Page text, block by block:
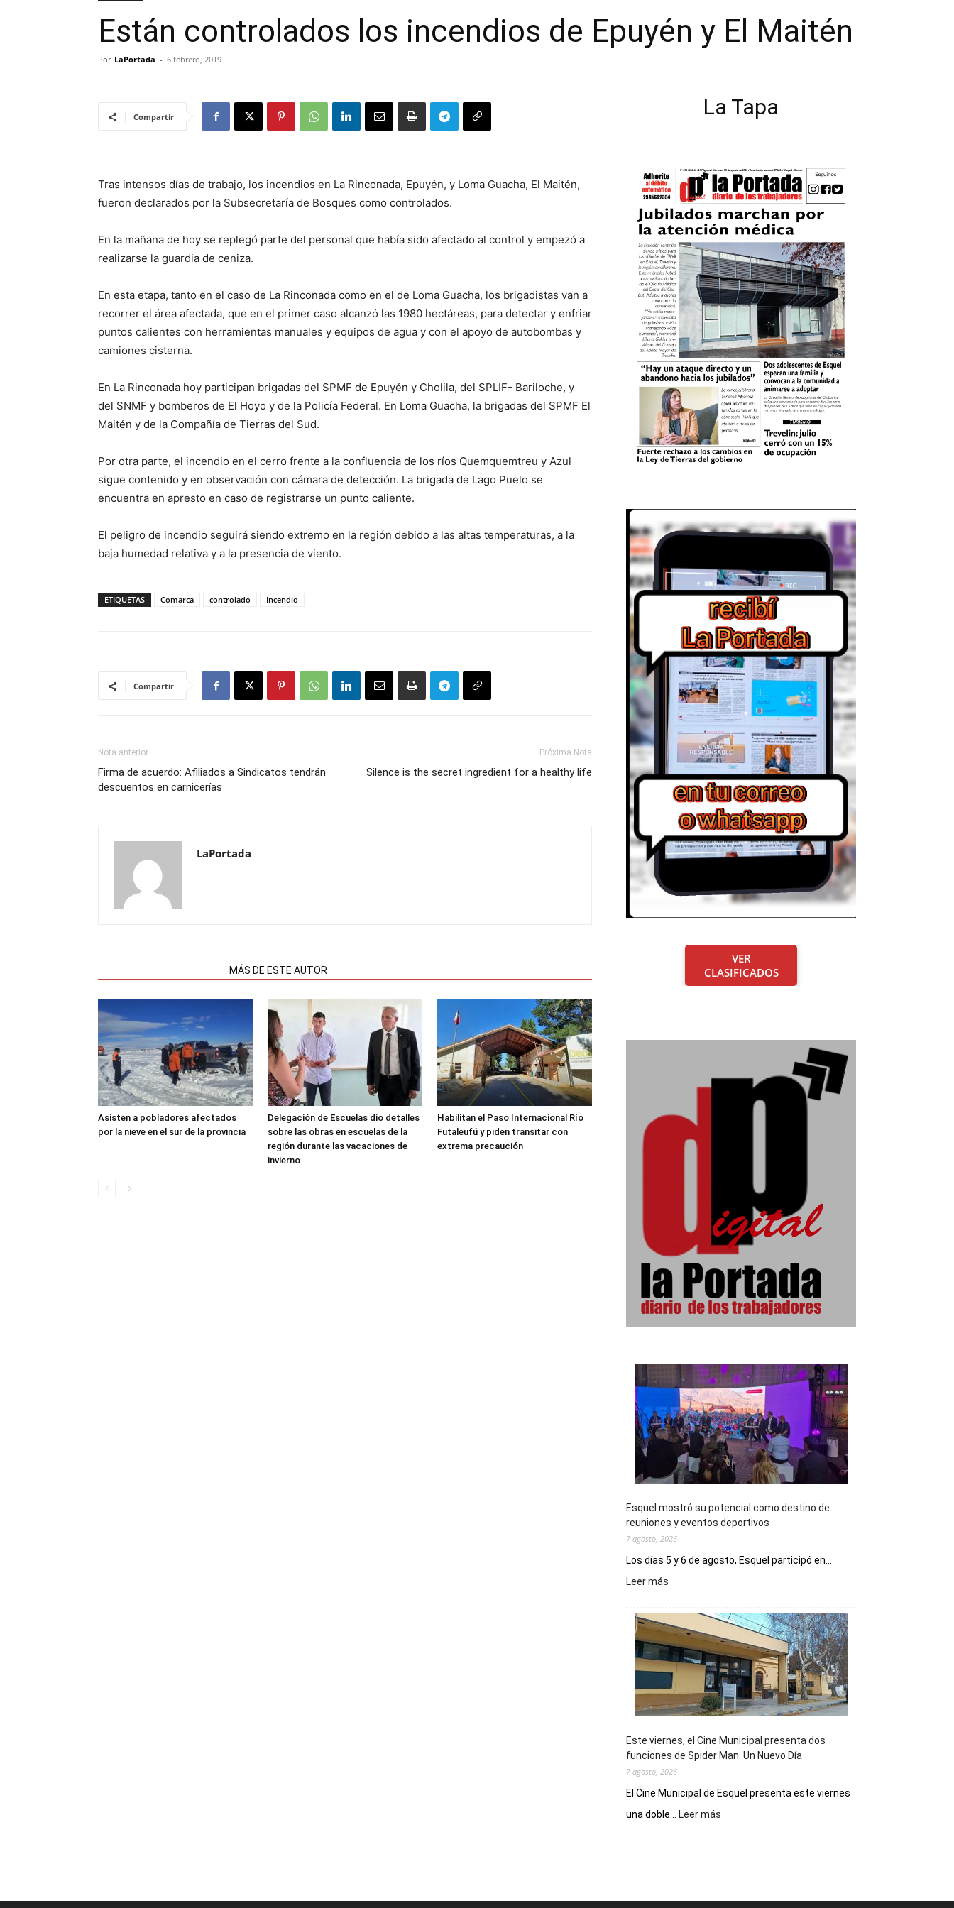
Están controlados los incendios de Epuyén y El Maitén
Por LaPortada - 6 febrero, 2019
Compartir
Tras intensos días de trabajo, los incendios en La Rinconada, Epuyén, y Loma Guacha, El Maitén,
fueron declarados por la Subsecretaría de Bosques como controlados.
En la mañana de hoy se replegó parte del personal que había sido afectado al control y empezó a
realizarse la guardia de ceniza.
En esta etapa, tanto en el caso de La Rinconada como en el de Loma Guacha, los brigadistas van a
recorrer el área afectada, que en el primer caso alcanzó las 1980 hectáreas, para detectar y enfriar
puntos calientes con herramientas manuales y equipos de agua y con el apoyo de autobombas y
camiones cisterna.
En La Rinconada hoy participan brigadas del SPMF de Epuyén y Cholila, del SPLIF- Bariloche, y
del SNMF y bomberos de El Hoyo y de la Policía Federal. En Loma Guacha, la brigadas del SPMF El
Maitén y de la Compañía de Tierras del Sud.
Por otra parte, el incendio en el cerro frente a la confluencia de los ríos Quemquemtreu y Azul
sigue contenido y en observación con cámara de detección. La brigada de Lago Puelo se
encuentra en apresto en caso de registrarse un punto caliente.
El peligro de incendio seguirá siendo extremo en la región debido a las altas temperaturas, a la
baja humedad relativa y a la presencia de viento.
ETIQUETAS Comarca controlado Incendio
Compartir
Nota anterior
Firma de acuerdo: Afiliados a Sindicatos tendrán
descuentos en carnicerías
Próxima Nota
Silence is the secret ingredient for a healthy life
LaPortada
MÁS DE ESTE AUTOR
Asisten a pobladores afectados
por la nieve en el sur de la provincia
Delegación de Escuelas dio detalles
sobre las obras en escuelas de la
región durante las vacaciones de
invierno
Habilitan el Paso Internacional Río
Futaleufú y piden transitar con
extrema precaución
La Tapa
VER
CLASIFICADOS
Esquel mostró su potencial como destino de
reuniones y eventos deportivos
7 agosto, 2026
Los días 5 y 6 de agosto, Esquel participó en...
Leer más
su
potencial
como
destino
de
reuniones
y
deportivos
Este viernes, el Cine Municipal presenta dos
funciones de Spider Man: Un Nuevo Día
7 agosto, 2026
El Cine Municipal de Esquel presenta este viernes
una doble...
Leer más
presenta